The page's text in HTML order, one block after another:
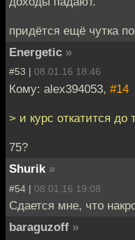
придётся ещё чутка
Energetic »
#53 | 08.01.16 18:46
Кому: alex394053, #14
> и курс откатится до
75?
Shurik »
#54 | 08.01.16 19:08
Сдается мне, что
baraguzoff »